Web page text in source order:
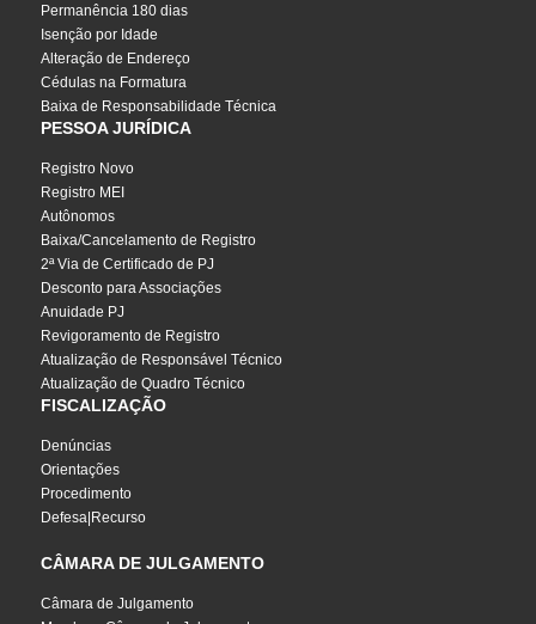
Permanência 180 dias
Isenção por Idade
Alteração de Endereço
Cédulas na Formatura
Baixa de Responsabilidade Técnica
PESSOA JURÍDICA
Registro Novo
Registro MEI
Autônomos
Baixa/Cancelamento de Registro
2ª Via de Certificado de PJ
Desconto para Associações
Anuidade PJ
Revigoramento de Registro
Atualização de Responsável Técnico
Atualização de Quadro Técnico
FISCALIZAÇÃO
Denúncias
Orientações
Procedimento
Defesa|Recurso
CÂMARA DE JULGAMENTO
Câmara de Julgamento